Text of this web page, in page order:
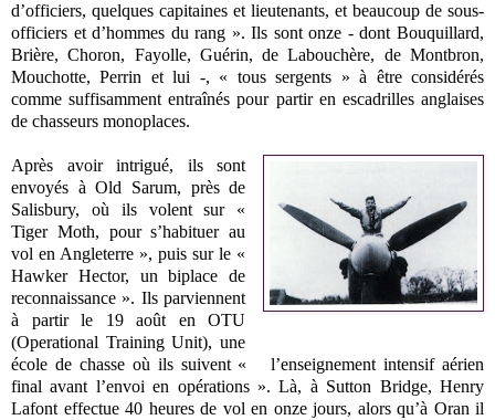
d’officiers, quelques capitaines et lieutenants, et beaucoup de sous-
officiers et d’hommes du rang ». Ils sont onze - dont Bouquillard,
Brière, Choron, Fayolle, Guérin, de Labouchère, de Montbron,
Mouchotte, Perrin et lui -, « tous sergents » à être considérés
comme suffisamment entraînés pour partir en escadrilles anglaises
de chasseurs monoplaces.
Après avoir intrigué, ils sont
envoyés à Old Sarum, près de
Salisbury, où ils volent sur «
Tiger Moth, pour s’habituer au
vol en Angleterre », puis sur le «
Hawker Hector, un biplace de
reconnaissance ». Ils parviennent
à partir le 19 août en OTU
(Operational Training Unit), une
école de chasse où ils suivent « l’enseignement intensif aérien
final avant l’envoi en opérations ». Là, à Sutton Bridge, Henry
Lafont effectue 40 heures de vol en onze jours, alors qu’à Oran il